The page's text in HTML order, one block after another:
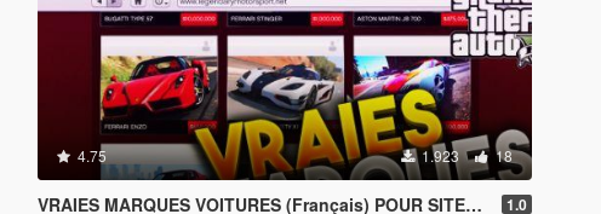
4.75 1.923 18
VRAIES MARQUES VOITURES (Français) POUR SITES, MENYOO, ETC... 1.0